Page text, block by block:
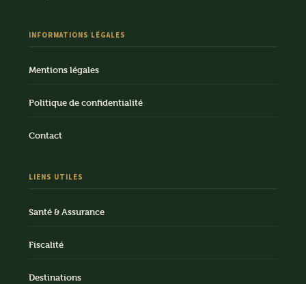
INFORMATIONS LÉGALES
Mentions légales
Politique de confidentialité
Contact
LIENS UTILES
Santé & Assurance
Fiscalité
Destinations